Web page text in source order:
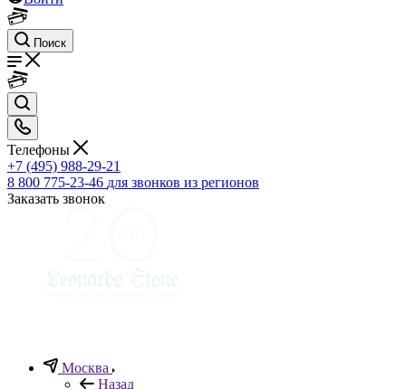
Поиск
Телефоны
+7 (495) 988-29-21
8 800 775-23-46 для звонков из регионов
Заказать звонок
Москва
Назад